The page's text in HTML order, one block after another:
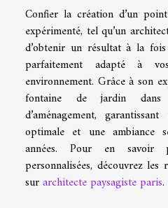
Confier la création d’un
expérimenté, tel qu’un
d’obtenir un résultat à la
parfaitement adapté à
environnement. Grâce à son
fontaine de jardin dans
d’aménagement,
optimale et une ambiance
années. Pour en savoir
personnalisées, découvrez les
surarchitecte paysagiste paris.